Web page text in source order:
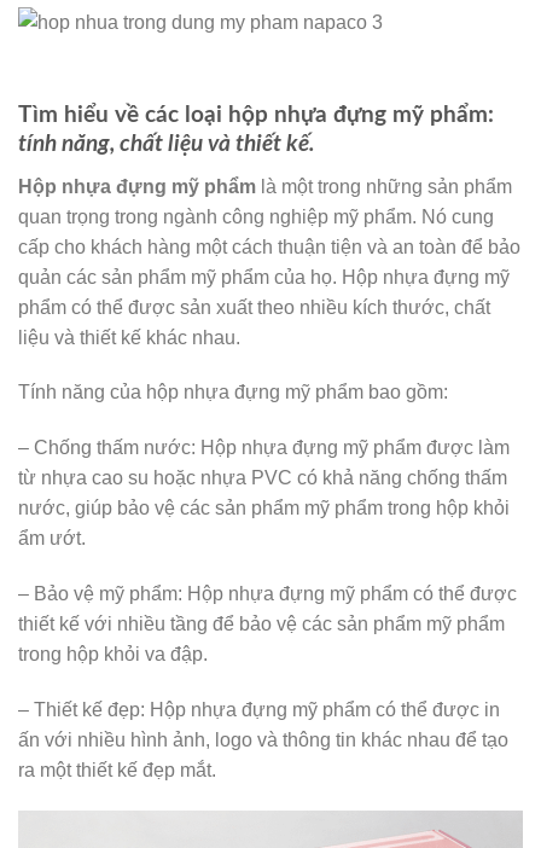
Tìm hiểu về các loại hộp nhựa đựng mỹ phẩm:
tính năng, chất liệu và thiết kế.
Hộp nhựa đựng mỹ phẩm là một trong những sản phẩm
quan trọng trong ngành công nghiệp mỹ phẩm. Nó cung
cấp cho khách hàng một cách thuận tiện và an toàn để bảo
quản các sản phẩm mỹ phẩm của họ. Hộp nhựa đựng mỹ
phẩm có thể được sản xuất theo nhiều kích thước, chất
liệu và thiết kế khác nhau.
Tính năng của hộp nhựa đựng mỹ phẩm bao gồm:
– Chống thấm nước: Hộp nhựa đựng mỹ phẩm được làm
từ nhựa cao su hoặc nhựa PVC có khả năng chống thấm
nước, giúp bảo vệ các sản phẩm mỹ phẩm trong hộp khỏi
ẩm ướt.
– Bảo vệ mỹ phẩm: Hộp nhựa đựng mỹ phẩm có thể được
thiết kế với nhiều tầng để bảo vệ các sản phẩm mỹ phẩm
trong hộp khỏi va đập.
– Thiết kế đẹp: Hộp nhựa đựng mỹ phẩm có thể được in
ấn với nhiều hình ảnh, logo và thông tin khác nhau để tạo
ra một thiết kế đẹp mắt.